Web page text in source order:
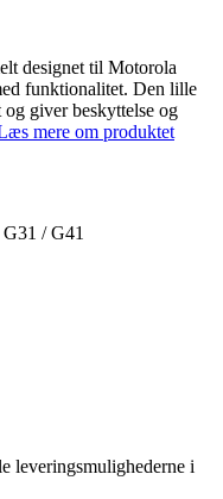
designet til Motorola
funktionalitet. Den lille
giver beskyttelse og
mere om produktet
/ G41
leveringsmulighederne i